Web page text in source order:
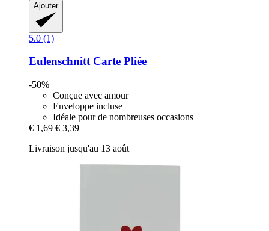
Ajouter
5.0 (1)
EulenschnittCarte Pliée
-50%
Conçue avec amour
Enveloppe incluse
Idéale pour de nombreuses occasions
€ 1,69 € 3,39
Livraison jusqu'au 13 août